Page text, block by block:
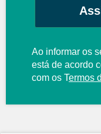
Ao informar os
está de acordo
com os Termos